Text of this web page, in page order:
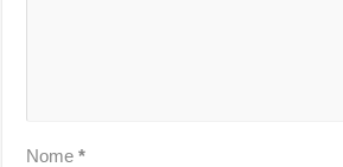
Nome*